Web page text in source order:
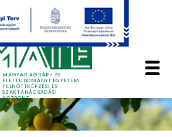
MAGYAR AGRÁR- ÉS
ÉLETTUDOMÁNYI EGYETEM
FELNŐTTKÉPZÉSI ÉS
SZAKTANÁCSADÁSI
KÖZPONT
metszés